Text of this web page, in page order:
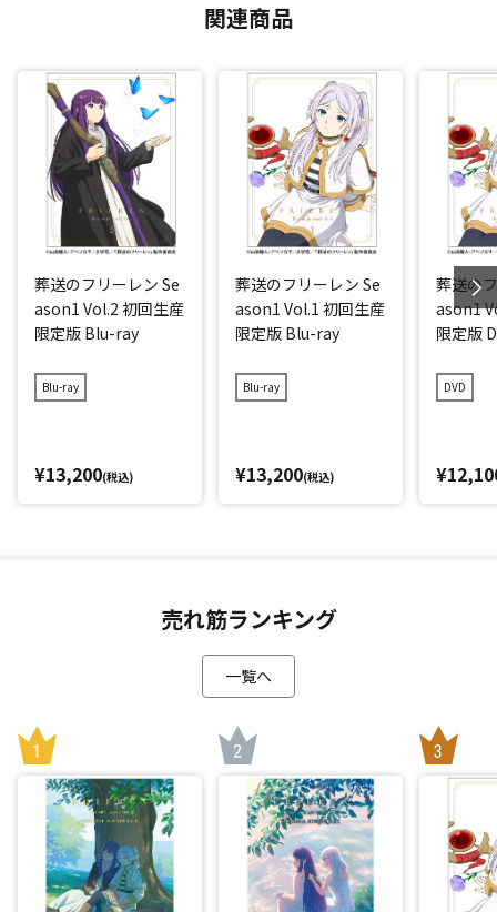
関連商品
葬送のフリーレン Se
ason1 Vol.2 初回生産
限定版 Blu-ray
Blu-ray
¥13,200(税込)
葬送のフリーレン Se
ason1 Vol.1 初回生産
限定版 Blu-ray
Blu-ray
¥13,200(税込)
葬送の
ason1
限定版
DVD
売れ筋ランキング
一覧へ